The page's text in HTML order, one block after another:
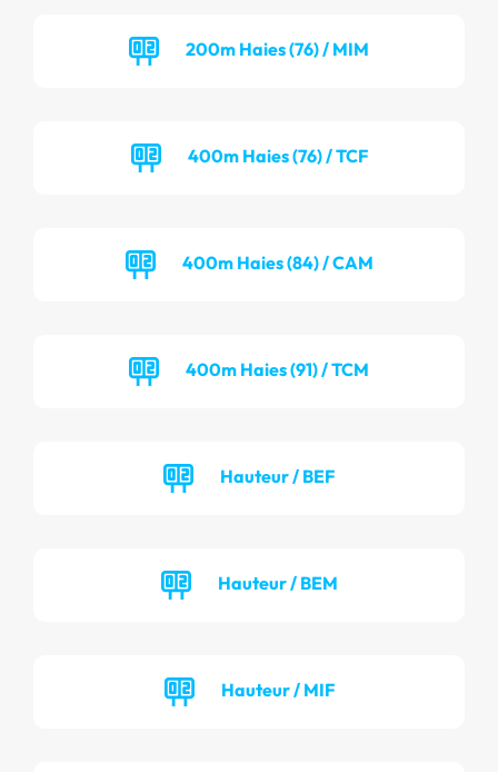
200m Haies (76) / MIM
400m Haies (76) / TCF
400m Haies (84) / CAM
400m Haies (91) / TCM
Hauteur / BEF
Hauteur / BEM
Hauteur / MIF